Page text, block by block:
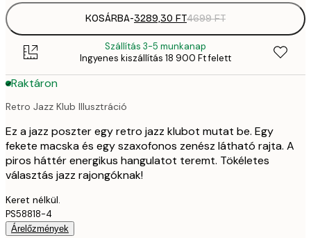
KOSÁRBA-3289,30 FT4699 FT
Szállítás 3-5 munkanap
Ingyenes kiszállítás 18 900 Ft felett
Raktáron
Retro Jazz Klub Illusztráció
Ez a jazz poszter egy retro jazz klubot mutat be. Egy
fekete macska és egy szaxofonos zenész látható rajta. A
piros háttér energikus hangulatot teremt. Tökéletes
választás jazz rajongóknak!
Keret nélkül.
PS58818-4
Árelőzmények